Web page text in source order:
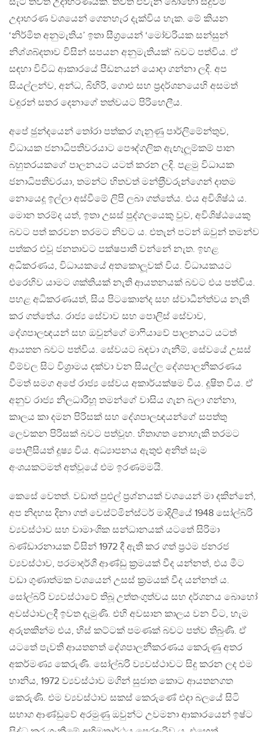
උදාහරණ වශයෙන් ගෙනහැර දැක්විය හැක. මේ කියන
‘නිර්මිත අනුමැතිය’ ඉතා සීග‍්‍රයෙන් ‘මෝචරියක සන්සුන්
නිශ්ශබ්දතාව විසින් සපයන අනුමැතියක්’ බවට පත්විය. ඒ
සඳහා විවිධ ආකාරයේ පීඩනයන් යොදා ගන්නා ලදි. අප
සියල්ලන්ව, අන්ධ, බිහිරි, ගොළු සහ ප‍්‍රදර්ශනයෙහි අසමත්
වඳුරන් සතර දෙනාගේ තත්වයට පිරිහෙලීය.
අපේ ඡුන්දයෙන් තෝරා පත්කර ගැනුණු පාර්ලිමේන්තුව,
විධායක ජනාධිපතිවරයාට පෞද්ගලික ඇඟෑලූම්කම් පාන
බහුතරයකගේ පාලනයට යටත් කරන ලදි. පළමු විධායක
ජනාධිපතිවරයා, තමන්ට හිතවත් මන්ත‍්‍රීවරුන්ගෙන් දාතම
නොයෙදූ ඉල්ලා අස්වීමේ ලිපි ලබා ගත්තේය. එය අවිශිෂ්ඨ ය.
මොන තරම්ද යත්, ඉතා උසස් පුද්ගලයෙකු වුව, අවිශිෂ්ඨයෙකු
බවට පත් කරවන තරමට නිවට ය. එතැන් පටන් ඔවුන් තමන්ව
පත්කර එවූ ජනතාවට පක්ෂපාතී වන්නේ නැත. ඉහළ
අධිකරණය, විධායකයේ අතකොලූවක් විය. විධායකයට
එරෙහිව යාමට ශක්තියක් නැති ආයතනයක් බවට එය පත්විය.
පහළ අධිකරණයත්, සිය පිටකොන්ද සහ ස්වාධීන්ත්වය නැති
කර ගත්තේය. රාජ්‍ය සේවාව සහ පොලිස් සේවාව,
දේශපාලඥයන් සහ ඔවුන්ගේ මාෆියාවේ පාලනයට යටත්
ආයතන බවට පත්විය. සේවයට බඳවා ගැනීම්, සේවයේ උසස්
වීම්වල සිට විශ‍්‍රාමය දක්වා වන සියල්ල දේශපාලනීකරණය
වීමත් සමග අපේ රාජ්‍ය සේවය අකාර්යක්ෂම විය. දූෂිත විය. ඒ
අනුව රාජ්‍ය නිලධාරීහූ තමන්ගේ වාසිය ගැන බලා ගන්නා,
කාලය කා දමන පිරිසක් සහ දේශපාලඥයන්ගේ සපත්තු
ලෙවකන පිරිසක් බවට පත්වූහ. හිතාගත නොහැකි තරමට
පොලීසියත් දූෂ්‍ය විය. අධ්‍යාපනය ඇතුළු අනිත් සෑම
අංශයකටමත් අත්වූයේ එම ඉරණමමයි.
කෙසේ වෙතත්. වඩාත් පුළුල් ප‍්‍රශ්නයක් වශයෙන් මා දකින්නේ,
අප නිදහස දිනා ගත් වෙස්ට්මින්ස්ටර් මාදිලියේ 1948 සෝල්බරි
ව්‍යවස්ථාව සහ වාමාංශික සන්ධානයක් යටතේ සිරිමා
බණ්ඩාරනායක විසින් 1972 දී ඇති කර ගත් ප‍්‍රථම ජනරජ
ව්‍යවස්ථාව, පරමාදර්ශී ආණ්ඩු ක‍්‍රමයක් වීද යන්නත්, එය මීට
වඩා ගුණාත්මක වශයෙන් උසස් ක‍්‍රමයක් වීද යන්නත් ය.
සෝල්බරි ව්‍යවස්ථාවේ තිබූ උත්තංගුත්වය සහ දර්ශනය බොහෝ
අවස්ථාවලදී ඉවත දැමුණි. එහි අවසාන කාලය වන විට, හැම
අරුතකින්ම එය, හිස් කට්ටක් පමණක් බවට පත්ව තිබුණි. ඒ
යටතේ පැවති ආයතනත් දේශපාලනීකරණය කෙරුණු අතර
අකර්මණ්‍ය කෙරුණි. සෝල්බරි ව්‍යවස්ථාවට සිදු කරන ලද එම
හානිය, 1972 ව්‍යවස්ථාව මගින් සුජාත කොට ආයතනගත
කෙරුණි. එම ව්‍යවස්ථාව සකස් කෙරුණේ එදා බලයේ සිටි
සභාග ආණ්ඩුවේ අරමුණු ඔවුන්ට උවමනා ආකාරයෙන් ඉෂ්ට